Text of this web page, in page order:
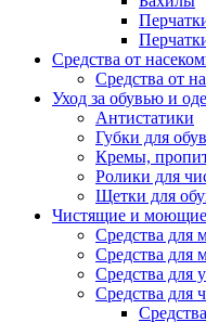
Средства от
Средства от
Уход за обувью и
Антистатики
Губки для
Кремы,
Ролики для
Щетки для
Чистящие и моющие
Средства для
Средства для
Средства для
Средства для